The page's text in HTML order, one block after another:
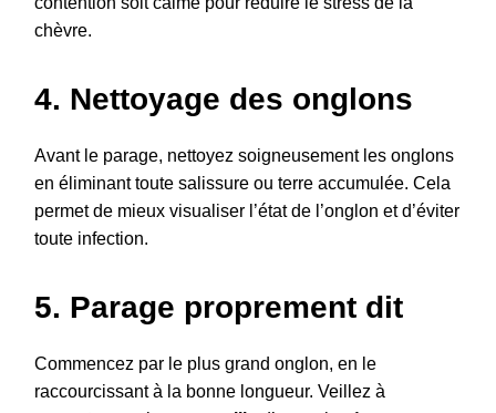
chèvre.
4. Nettoyage des onglons
Avant le parage, nettoyez soigneusement les onglons
en éliminant toute salissure ou terre accumulée. Cela
permet de mieux visualiser l’état de l’onglon et d’éviter
toute infection.
5. Parage proprement dit
Commencez par le plus grand onglon, en le
raccourcissant à la bonne longueur. Veillez à